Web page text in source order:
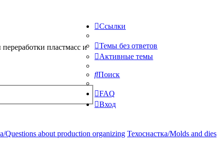
пластмасс и
Ссылки
Темы без ответов
Активные темы
Поиск
FAQ
Вход
Questions about production organizing Техоснастка/Molds and dies